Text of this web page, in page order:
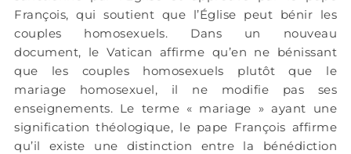
François, qui soutient que l’Église peut bénir les
couples homosexuels. Dans un nouveau
document, le Vatican affirme qu’en ne bénissant
que les couples homosexuels plutôt que le
mariage homosexuel, il ne modifie pas ses
enseignements. Le terme « mariage » ayant une
signification théologique, le pape François affirme
qu’il existe une distinction entre la bénédiction